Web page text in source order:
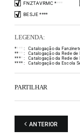
FNZTAVRMC ****
BESJE ****
LEGENDA:
** * * :
Catalogação da
** * * :
Catalogação da Rede
**** :
Catalogação da Rede
**** : Catalogação da Escola
PARTILHAR
ANTERIOR